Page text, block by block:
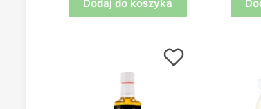
Dodaj do koszyka